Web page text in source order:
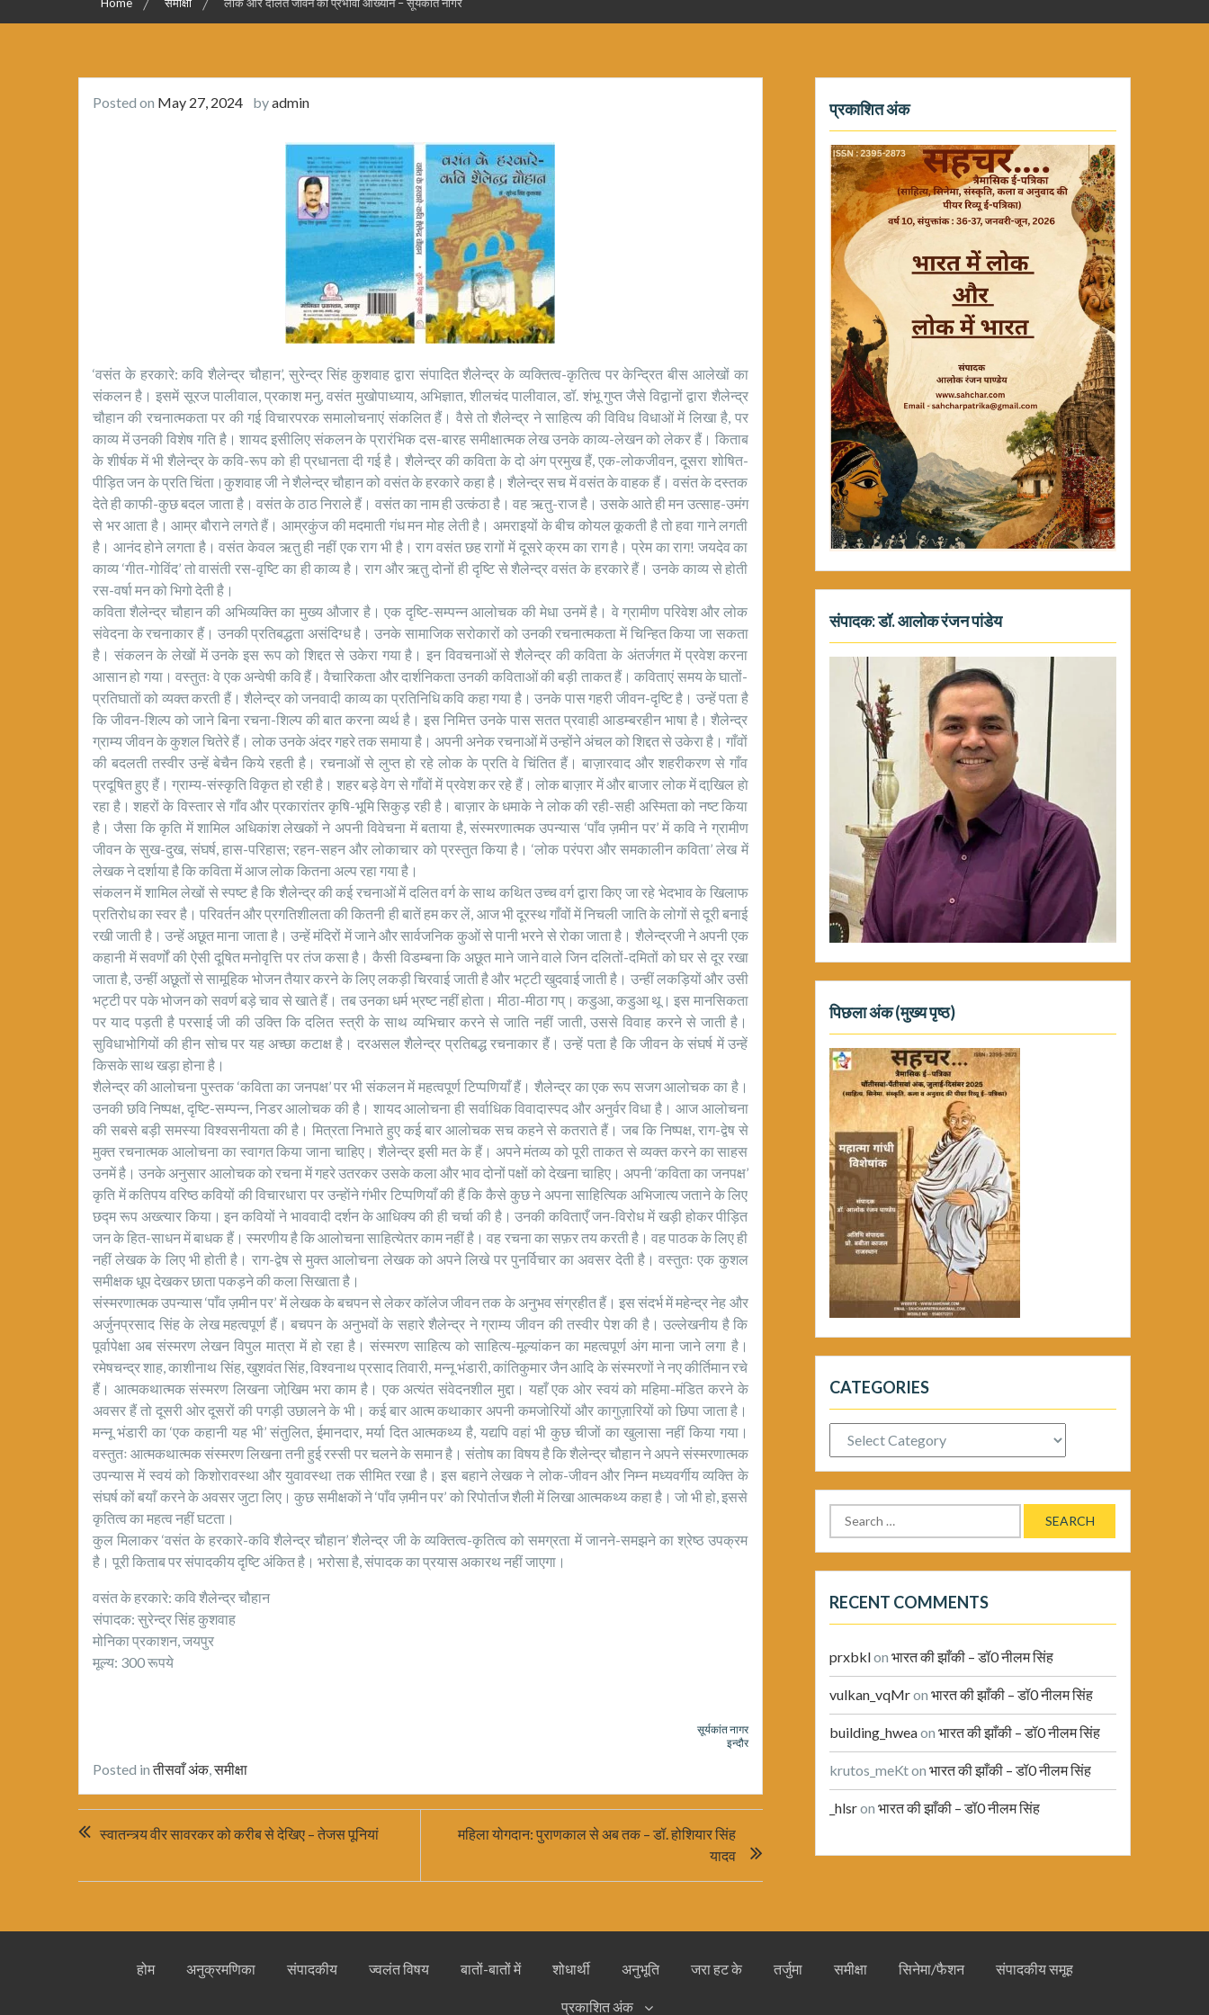
Home समीक्षा लाेक और दलित जीवन का प्रभावी आख्यान – सूर्यकांत नागर
Posted on May 27, 2024 byadmin
‘वसंत के हरकारे: कवि शैलेन्द्र चौहान’, सुरेन्द्र सिंह कुशवाह द्वारा संपादित शैलेन्द्र के व्यक्तित्व-कृतित्व पर केन्द्रित बीस आलेखों का
संकलन है। इसमें सूरज पालीवाल, प्रकाश मनु, वसंत मुखोपाध्याय, अभिज्ञात, शीलचंद पालीवाल, डॉ. शंभू गुप्त जैसे विद्वानों द्वारा शैलेन्द्र
चौहान की रचनात्मकता पर की गई विचारपरक समालोचनाएं संकलित हैं। वैसे तो शैलेन्द्र ने साहित्य की विविध विधाओं में लिखा है, पर
काव्य में उनकी विशेष गति है। शायद इसीलिए संकलन के प्रारंभिक दस-बारह समीक्षात्मक लेख उनके काव्य-लेखन को लेकर हैं। किताब
के शीर्षक में भी शैलेन्द्र के कवि-रूप को ही प्रधानता दी गई है। शैलेन्द्र की कविता के दो अंग प्रमुख हैं, एक-लोकजीवन, दूसरा शोषित-
पीड़ित जन के प्रति चिंता।कुशवाह जी ने शैलेन्द्र चौहान को वसंत के हरकारे कहा है। शैलेन्द्र सच में वसंत के वाहक हैं। वसंत के दस्तक
देते ही काफी-कुछ बदल जाता है। वसंत के ठाठ निराले हैं। वसंत का नाम ही उत्कंठा है। वह ऋतु-राज है। उसके आते ही मन उत्साह-उमंग
से भर आता है। आम्र बौराने लगते हैं। आम्रकुंज की मदमाती गंध मन मोह लेती है। अमराइयों के बीच कोयल कूकती है तो हवा गाने लगती
है। आनंद होने लगता है। वसंत केवल ऋतु ही नहीं एक राग भी है। राग वसंत छह रागों में दूसरे क्रम का राग है। प्रेम का राग! जयदेव का
काव्य ‘गीत-गोविंद’ तो वासंती रस-वृष्टि का ही काव्य है। राग और ऋतु दोनों ही दृष्टि से शैलेन्द्र वसंत के हरकारे हैं। उनके काव्य से होती
रस-वर्षा मन को भिगो देती है।
कविता शैलेन्द्र चौहान की अभिव्यक्ति का मुख्य औजार है। एक दृष्टि-सम्पन्न आलोचक की मेधा उनमें है। वे ग्रामीण परिवेश और लोक
संवेदना के रचनाकार हैं। उनकी प्रतिबद्धता असंदिग्ध है। उनके सामाजिक सरोकारों को उनकी रचनात्मकता में चिन्हित किया जा सकता
है। संकलन के लेखों में उनके इस रूप को शिद्दत से उकेरा गया है। इन विवचनाओं से शैलेन्द्र की कविता के अंतर्जगत में प्रवेश करना
आसान हो गया। वस्तुतः वे एक अन्वेषी कवि हैं। वैचारिकता और दार्शनिकता उनकी कविताओं की बड़ी ताकत हैं। कविताएं समय के घातों-
प्रतिघाताें को व्यक्त करती हैं। शैलेन्द्र को जनवादी काव्य का प्रतिनिधि कवि कहा गया है। उनके पास गहरी जीवन-दृष्टि है। उन्हें पता है
कि जीवन-शिल्प को जाने बिना रचना-शिल्प की बात करना व्यर्थ है। इस निमित्त उनके पास सतत प्रवाही आडम्बरहीन भाषा है। शैलेन्द्र
ग्राम्य जीवन के कुशल चितेरे हैं। लोक उनके अंदर गहरे तक समाया है। अपनी अनेक रचनाओं में उन्होंने अंचल को शिद्दत से उकेरा है। गाँवों
की बदलती तस्वीर उन्हें बेचैन किये रहती है। रचनाओं से लुप्त हाे रहे लोक के प्रति वे चिंतित हैं। बाज़ारवाद और शहरीकरण से गाँव
प्रदूषित हुए हैं। ग्राम्य-संस्कृति विकृत हो रही है। शहर बड़े वेग से गाँवों में प्रवेश कर रहे हैं। लोक बाज़ार में और बाजार लोक में दाखि़ल हाे
रहा है। शहरों के विस्तार से गाँव और प्रकारांतर कृषि-भूमि सिकुड़ रही है। बाज़ार के धमाके ने लोक की रही-सही अस्मिता को नष्ट किया
है। जैसा कि कृति में शामिल अधिकांश लेखकों ने अपनी विवेचना में बताया है, संस्मरणात्मक उपन्यास ‘पाँव ज़मीन पर’ में कवि ने ग्रामीण
जीवन के सुख-दुख, संघर्ष, हास-परिहास; रहन-सहन और लोकाचार को प्रस्तुत किया है। ‘लोक परंपरा और समकालीन कविता’ लेख में
लेखक ने दर्शाया है कि कविता में आज लोक कितना अल्प रहा गया है।
संकलन में शामिल लेखों से स्पष्ट है कि शैलेन्द्र की कई रचनाओं में दलित वर्ग के साथ कथित उच्च वर्ग द्वारा किए जा रहे भेदभाव के खिलाफ
प्रतिरोध का स्वर है। परिवर्तन और प्रगतिशीलता की कितनी ही बातें हम कर लें, आज भी दूरस्थ गाँवों में निचली जाति के लोगों से दूरी बनाई
रखी जाती है। उन्हें अछूत माना जाता है। उन्हें मंदिरों में जाने और सार्वजनिक कुओं से पानी भरने से रोका जाता है। शैलेन्द्रजी ने अपनी एक
कहानी में सवर्णों की ऐसी दूषित मनोवृत्ति पर तंज कसा है। कैसी विडम्बना कि अछूत माने जाने वाले जिन दलितों-दमितों को घर से दूर रखा
जाता है, उन्हीं अछूतों से सामूहिक भोजन तैयार करने के लिए लकड़ी चिरवाई जाती है और भट्टी खुदवाई जाती है। उन्हीं लकड़ियों और उसी
भट्टी पर पके भोजन को सवर्ण बड़े चाव से खाते हैं। तब उनका धर्म भ्रष्ट नहीं होता। मीठा-मीठा गप्। कडुआ, कडुआ थू। इस मानसिकता
पर याद पड़ती है परसाई जी की उक्ति कि दलित स्त्री के साथ व्यभिचार करने से जाति नहीं जाती, उससे विवाह करने से जाती है।
सुविधाभोगियों की हीन सोच पर यह अच्छा कटाक्ष है। दरअसल शैलेन्द्र प्रतिबद्ध रचनाकार हैं। उन्हें पता है कि जीवन के संघर्ष में उन्हें
किसके साथ खड़ा होना है।
शैलेन्द्र की आलोचना पुस्तक ‘कविता का जनपक्ष’ पर भी संकलन में महत्वपूर्ण टिप्पणियाँ हैं। शैलेन्द्र का एक रूप सजग आलोचक का है।
उनकी छवि निष्पक्ष, दृष्टि-सम्पन्न, निडर आलोचक की है। शायद आलोचना ही सर्वाधिक विवादास्पद और अनुर्वर विधा है। आज आलोचना
की सबसे बड़ी समस्या विश्वसनीयता की है। मित्रता निभाते हुए कई बार आलोचक सच कहने से कतराते हैं। जब कि निष्पक्ष, राग-द्वेष से
मुक्त रचनात्मक आलोचना का स्वागत किया जाना चाहिए। शैलेन्द्र इसी मत के हैं। अपने मंतव्य को पूरी ताकत से व्यक्त करने का साहस
उनमें है। उनके अनुसार आलोचक को रचना में गहरे उतरकर उसके कला और भाव दोनों पक्षों को देखना चाहिए। अपनी ‘कविता का जनपक्ष’
कृति में कतिपय वरिष्ठ कवियों की विचारधारा पर उन्हाेंने गंभीर टिप्पणियाँ की हैं कि कैसे कुछ ने अपना साहित्यिक अभिजात्य जताने के लिए
छद्म रूप अख्त्यार किया। इन कवियों ने भाववादी दर्शन के आधिक्य की ही चर्चा की है। उनकी कविताएँ जन-विरोध में खड़ी होकर पीड़ित
जन के हित-साधन में बाधक हैं। स्मरणीय है कि आलोचना साहित्येतर काम नहीं है। वह रचना का सफ़र तय करती है। वह पाठक के लिए ही
नहीं लेखक के लिए भी होती है। राग-द्वेष से मुक्त आलोचना लेखक को अपने लिखे पर पुनर्विचार का अवसर देती है। वस्तुतः एक कुशल
समीक्षक धूप देखकर छाता पकड़ने की कला सिखाता है।
संस्मरणात्मक उपन्यास ‘पाँव ज़मीन पर’ में लेखक के बचपन से लेकर कॉलेज जीवन तक के अनुभव संग्रहीत हैं। इस संदर्भ में महेन्द्र नेह और
अर्जुनप्रसाद सिंह के लेख महत्वपूर्ण हैं। बचपन के अनुभवों के सहारे शैलेन्द्र ने ग्राम्य जीवन की तस्वीर पेश की है। उल्लेखनीय है कि
पूर्वापेक्षा अब संस्मरण लेखन विपुल मात्रा में हाे रहा है। संस्मरण साहित्य को साहित्य-मूल्यांकन का महत्वपूर्ण अंग माना जाने लगा है।
रमेषचन्द्र शाह, काशीनाथ सिंह, खुशवंत सिंह, विश्वनाथ प्रसाद तिवारी, मन्नू भंडारी, कांतिकुमार जैन आदि के संस्मरणों ने नए कीर्तिमान रचे
हैं। आत्मकथात्मक संस्मरण लिखना जोखि़म भरा काम है। एक अत्यंत संवेदनशील मुद्दा। यहाँ एक ओर स्वयं को महिमा-मंडित करने के
अवसर हैं तो दूसरी ओर दूसरों की पगड़ी उछालने के भी। कई बार आत्म कथाकार अपनी कमजोरियों और कागुज़ारियों को छिपा जाता है।
मन्नू भंडारी का ‘एक कहानी यह भी’ संतुलित, ईमानदार, मर्या दित आत्मकथ्य है, यद्यपि वहां भी कुछ चीजों का खुलासा नहीं किया गया।
वस्तुतः आत्मकथात्मक संस्मरण लिखना तनी हुई रस्सी पर चलने के समान है। संतोष का विषय है कि शैलेन्द्र चौहान ने अपने संस्मरणात्मक
उपन्यास में स्वयं को किशोरावस्था और युवावस्था तक सीमित रखा है। इस बहाने लेखक ने लोक-जीवन और निम्न मध्यवर्गीय व्यक्ति के
संघर्ष कों बयाँ करने के अवसर जुटा लिए। कुछ समीक्षकाें ने ‘पाँव ज़मीन पर’ को रिपोर्ताज शैली में लिखा आत्मकथ्य कहा है। जो भी हो, इससे
कृतित्व का महत्व नहीं घटता।
कुल मिलाकर ‘वसंत के हरकारे-कवि शैलेन्द्र चौहान’ शैलेन्द्र जी के व्यक्तित्व-कृतित्व को समग्रता में जानने-समझने का श्रेष्ठ उपक्रम
है। पूरी किताब पर संपादकीय दृष्टि अंकित है। भरोसा है, संपादक का प्रयास अकारथ नहीं जाएगा।
वसंत के हरकारे: कवि शैलेन्द्र चौहान
संपादक: सुरेन्द्र सिंह कुशवाह
मोनिका प्रकाशन, जयपुर
मूल्य: 300 रूपये
सूर्यकांत नागर
इन्दौर
Posted inतीसवाँ अंक,समीक्षा
Postस्वातन्त्र्य वीर सावरकर को करीब से देखिए – तेजस पूनियां
महिला योगदान: पुराणकाल से अब तक – डॉ. होशियार सिंह
यादव
प्रकाशित अंक
संपादक: डॉ. आलोक रंजन पांडेय
पिछला अंक (मुख्य पृष्ठ)
CATEGORIES
Categories
Search
for:
RECENT COMMENTS
prxbklon भारत की झाँकी – डॉ0 नीलम सिंह
vulkan_vqMron भारत की झाँकी – डॉ0 नीलम सिंह
building_hweaon भारत की झाँकी – डॉ0 नीलम सिंह
krutos_meKton भारत की झाँकी – डॉ0 नीलम सिंह
_hlsron भारत की झाँकी – डॉ0 नीलम सिंह
होम अनुक्रमणिका संपादकीय ज्वलंत विषय बातों-बातों में शोधार्थी अनुभूति जरा हट के तर्जुमा समीक्षा सिनेमा/फैशन संपादकीय समूह
प्रकाशित अंक